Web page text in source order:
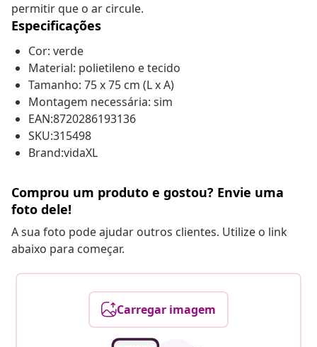
permitir que o ar circule.
Especificações
Cor: verde
Material: polietileno e tecido
Tamanho: 75 x 75 cm (L x A)
Montagem necessária: sim
EAN:8720286193136
SKU:315498
Brand:vidaXL
Comprou um produto e gostou? Envie uma
foto dele!
A sua foto pode ajudar outros clientes. Utilize o link
abaixo para começar.
Carregar imagem